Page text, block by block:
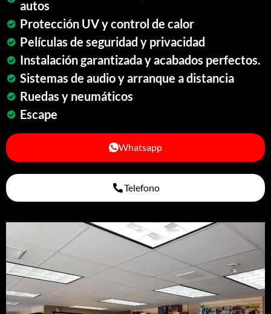
autos
Protección UV y control de calor
Películas de seguridad y privacidad
Instalación garantizada y acabados perfectos.
Sistemas de audio y arranque a distancia
Ruedas y neumáticos
Escape
Whatsapp
Telefono